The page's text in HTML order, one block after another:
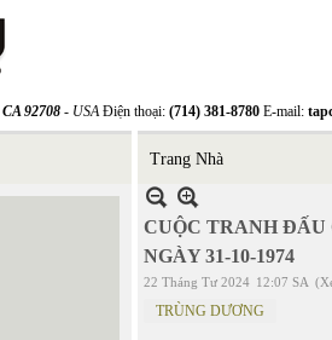
CA 92708 - USAĐiện thoại: (714) 381-8780 E-mail:
Trang Nhà
CUỘC TRANH ĐẤU
NGÀY 31-10-1974
22 Tháng Tư 2024 12:07 SA
TRÙNG DƯƠNG